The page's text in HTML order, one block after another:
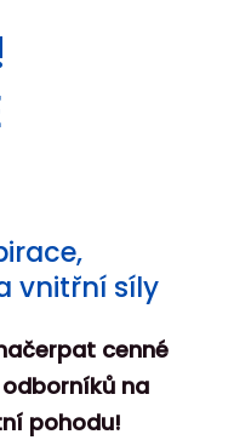
vnitřní síly
cenné
na
pohodu!